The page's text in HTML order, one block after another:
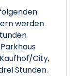
werden
City,
Stunden.